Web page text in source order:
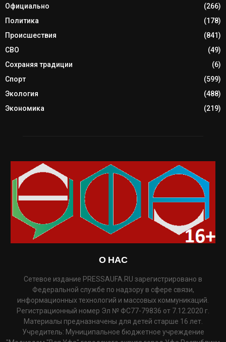
Официально
(266)
Политика
(178)
Происшествия
(841)
СВО
(49)
Сохраняя традиции
(6)
Спорт
(599)
Экология
(488)
Экономика
(219)
О НАС
Сетевое издание PRESSAUFA.RU зарегистрировано в
Федеральной службе по надзору в сфере связи,
информационных технологий и массовых коммуникаций.
Регистрационный номер Эл № ФС77-79836 от 7.12.2020 г.
Материалы предназначены для детей старше 16 лет.
Учредитель: Муниципальное бюджетное учреждение